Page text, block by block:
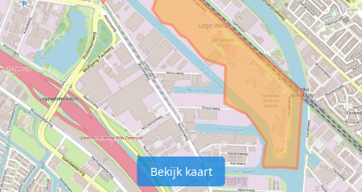
Bekijk kaart